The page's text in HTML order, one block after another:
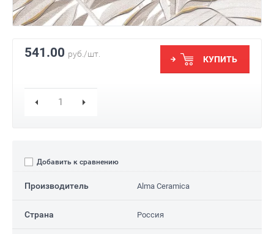
541.00 руб./шт.
КУПИТЬ
Добавить к сравнению
Производитель Alma Ceramica
Страна Россия